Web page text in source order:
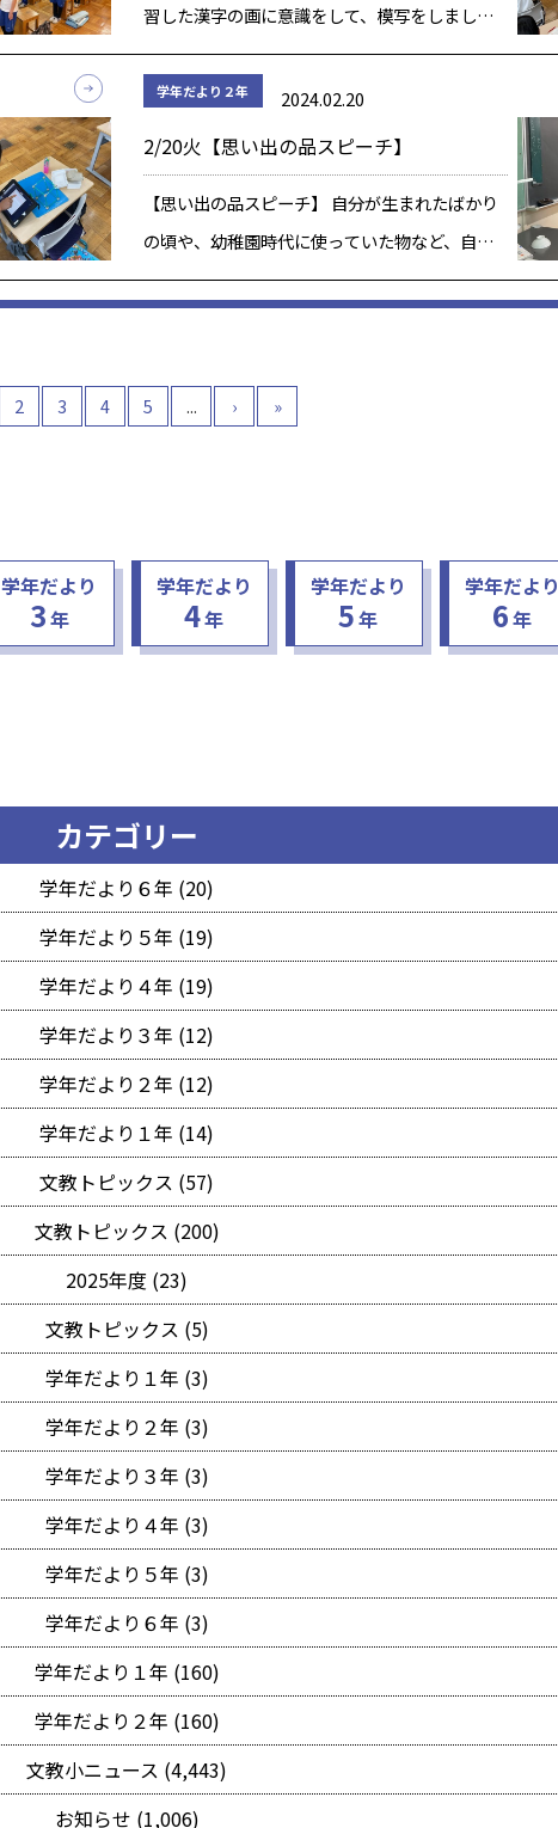
習した漢字の画に意識をして、模写をしまし
た。 美しい字を書くには、まず美しい姿勢か
ら。 いつもよりピシッと姿勢を正して、真剣に
学年だより２年 2024.02.20
2/20火【思い出の品スピーチ】
【思い出の品スピーチ】 自分が生まれたばかり
の頃や、幼稚園時代に使っていた物など、自分
の思い出の品についてスピーチをしています。
にイン […]
2 3 4 5 ... › »
学年だより
3年
学年だより
4年
学年だより
5年
学年だより
6年
カテゴリー
学年だより６年 (20)
学年だより５年 (19)
学年だより４年 (19)
学年だより３年 (12)
学年だより２年 (12)
学年だより１年 (14)
文教トピックス (57)
文教トピックス (200)
2025年度 (23)
文教トピックス (5)
学年だより１年 (3)
学年だより２年 (3)
学年だより３年 (3)
学年だより４年 (3)
学年だより５年 (3)
学年だより６年 (3)
学年だより１年 (160)
学年だより２年 (160)
文教小ニュース (4,443)
お知らせ (1,006)